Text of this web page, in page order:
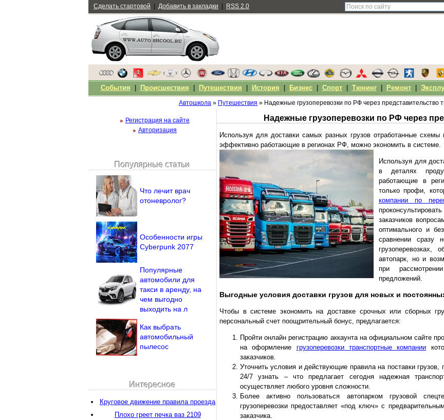
Автошкола » Путешествия » Надежные грузоперевозки по РФ через представительство
Используя для доставки самых разных грузов отработанные
эффективно работающие в регионах РФ, можно экономить в системе.
Используя для
в деталях
работающие в
только профи,
компании по
заказчиков
оптимального и
сравнении сразу
автопарк, но и
при
предложений.
Выгодные условия доставки грузов для новых и
Чтобы в системе экономить на доставке срочных или сборных
персональный счет поощрительный бонус, предлагается:
Пройти онлайн регистрацию аккаунта на официальном сайте
на оформление грузоперевозки транспортные компании
заказчиков.
Уточнить условия и действующие правила на поставки
24/7 узнать – что предлагает сегодня надежная
осуществляет любого уровня сложности.
Более активно пользоваться автопарком грузовой
грузоперевозки предоставляет «под ключ» с
заказчика.
Регистрация на сайте
Авторизация
Напомнить пароль?
Популярные статьи
Что лечит врач
отоневролог?
Особенности игры
Cyberpunk 2077
Популярные
автомобили для
такси в аренду, на
чем выгодно
выходить на л
Как выбрать
автомобильный
пылесос
Интересное
Круговое движение правила проезда
Плохо греет печка ваз 2109
Сделать стартовой Добавить в закладки RSS 2.0
События Происшествия Путешествия История Бизнес| Спорт| Тюнинг| Ремонт|